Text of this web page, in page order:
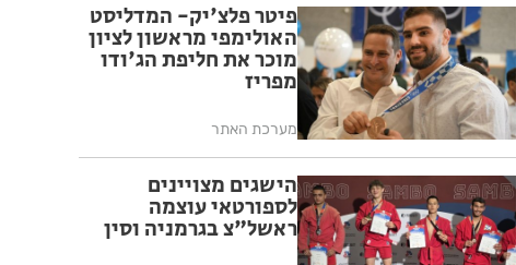
פיטר פלצ'יק- המדליסט
האולימפי מראשון לציון
מוכר את חליפת הג'ודו
מפריז
מערכת האתר
הישגים מצויינים
לספורטאי עוצמה
ראשל"צ בגרמניה וסין